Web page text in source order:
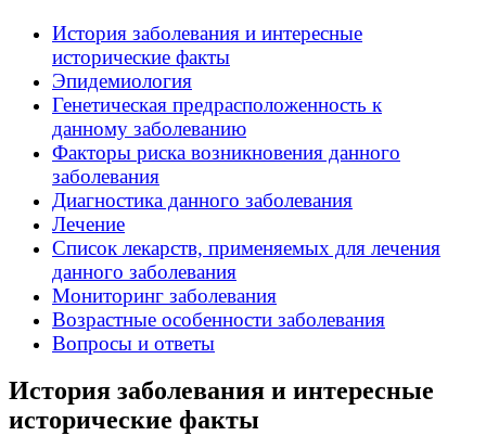
История заболевания и интересные
исторические факты
Эпидемиология
Генетическая предрасположенность к
данному заболеванию
Факторы риска возникновения данного
заболевания
Диагностика данного заболевания
Лечение
Список лекарств, применяемых для лечения
данного заболевания
Мониторинг заболевания
Возрастные особенности заболевания
Вопросы и ответы
История заболевания и интересные
исторические факты